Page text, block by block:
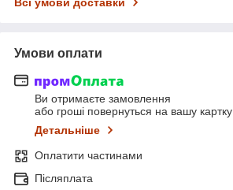
Умови оплати
Ви отримаєте замовлення
або гроші повернуться на вашу картку
Детальніше
Оплатити частинами
Післяплата